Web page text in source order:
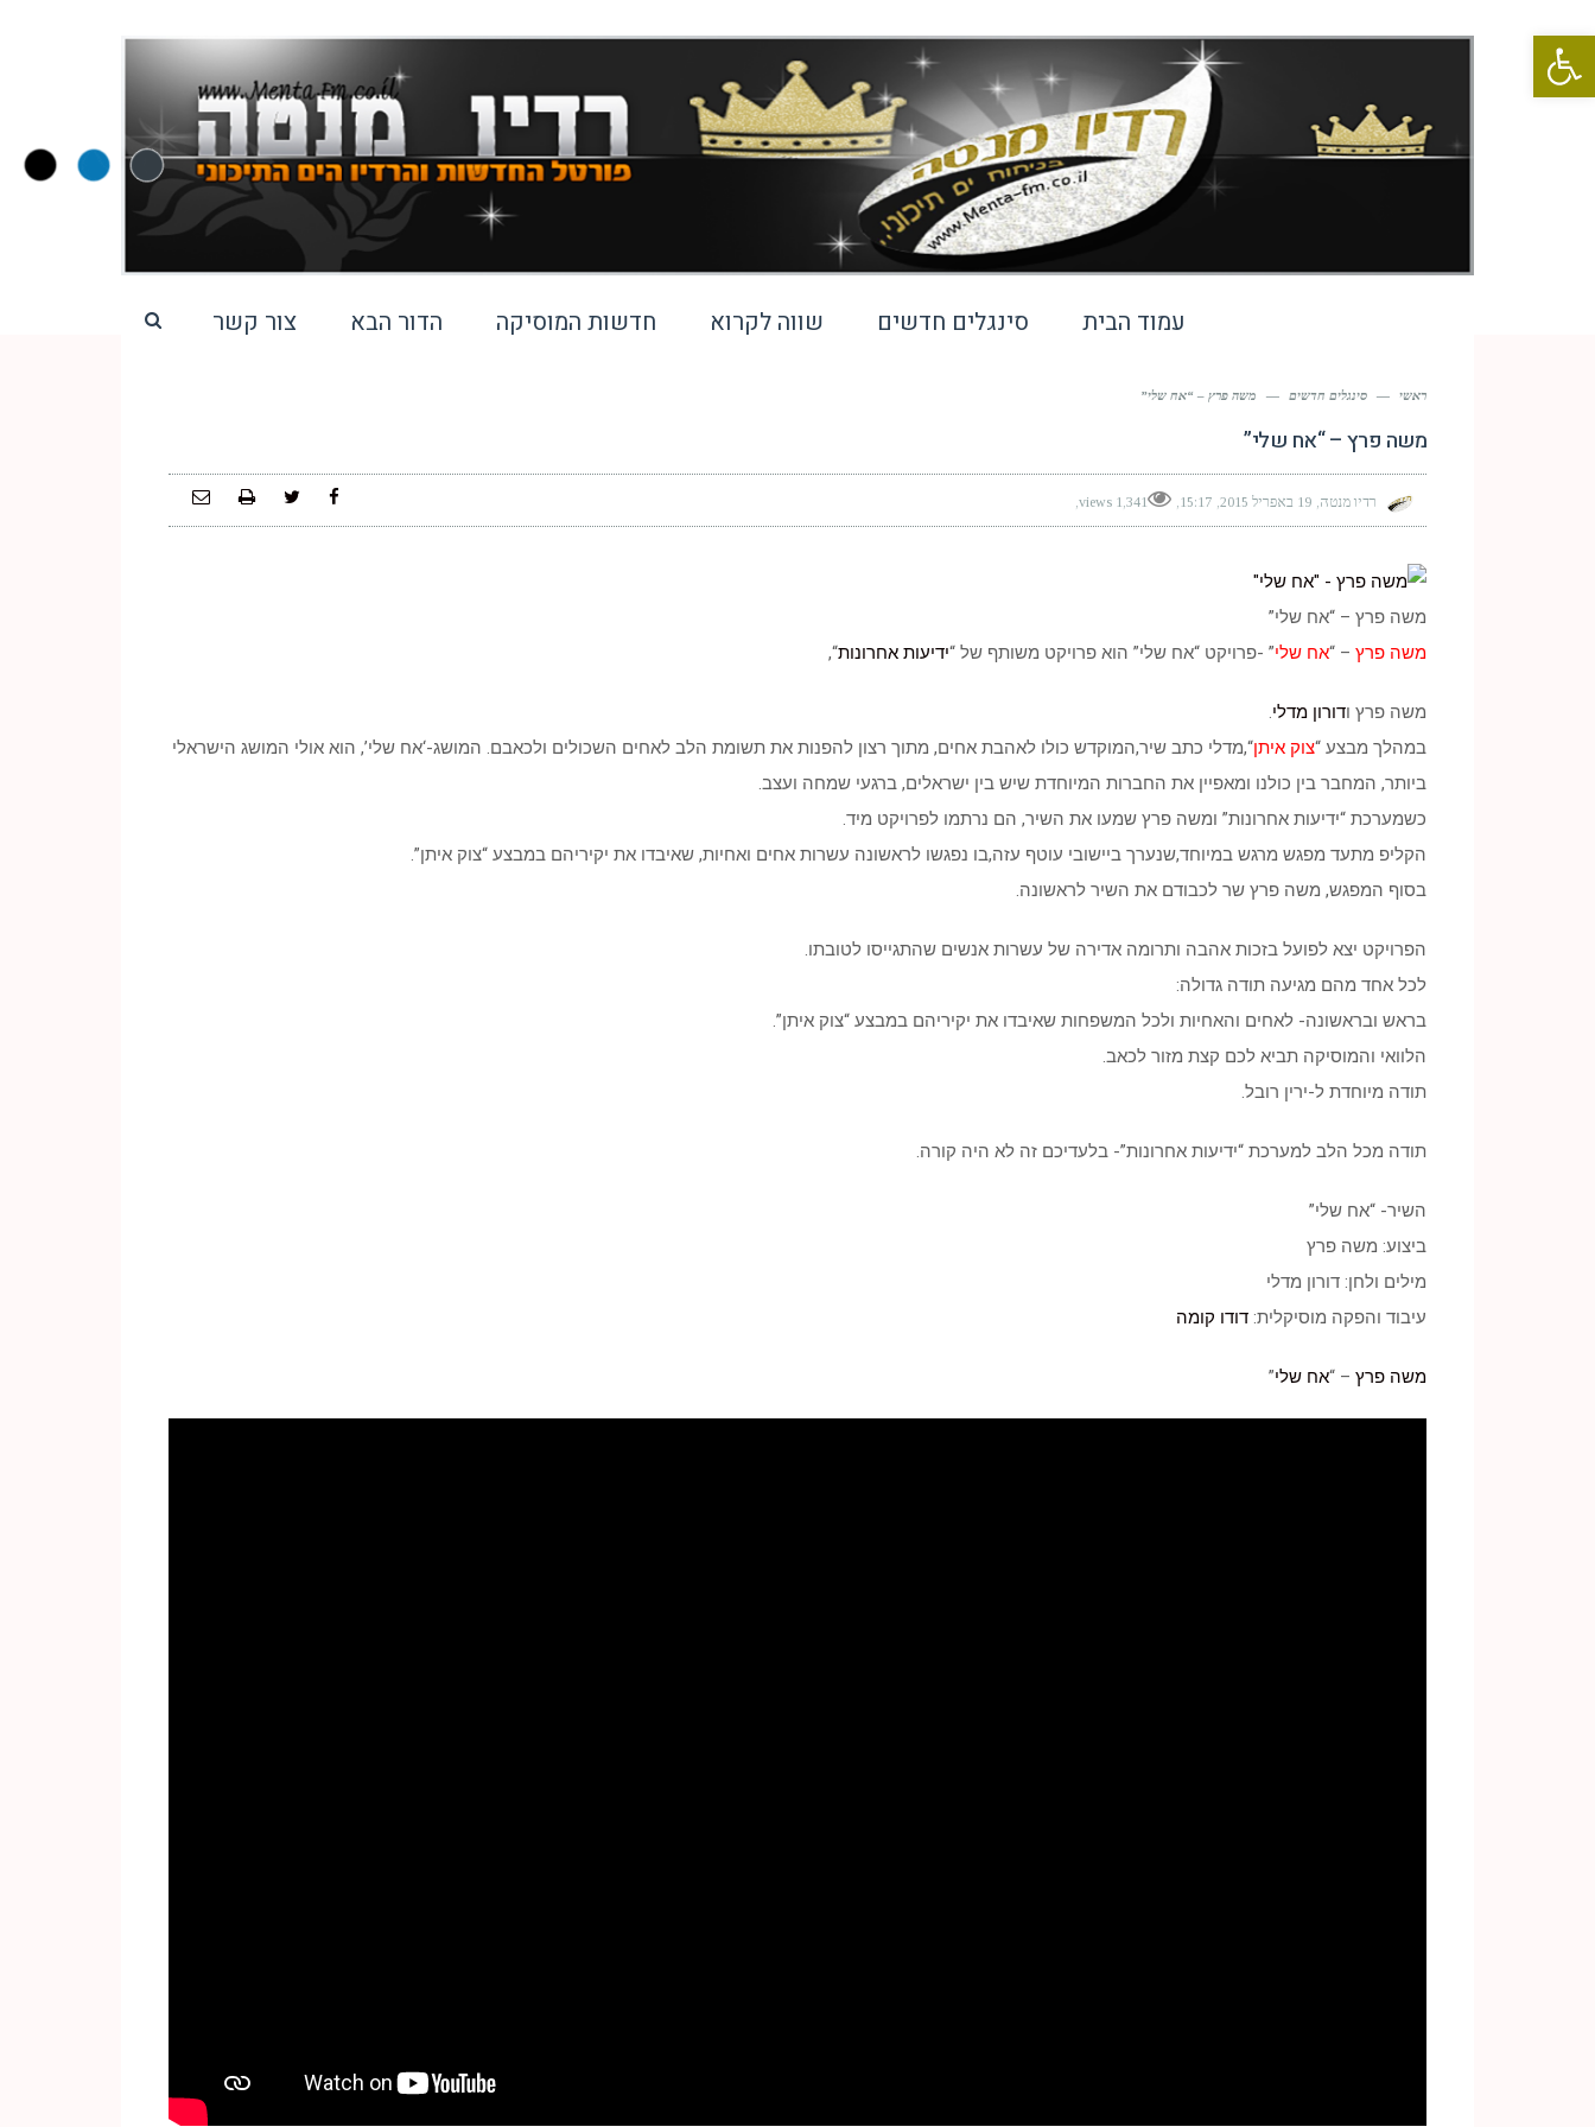
פתח סרגל נגישות
עמוד הבית סינגלים חדשים שווה לקרוא חדשות המוסיקה הדור הבא צור קשר
ראשי — סינגלים חדשים — משה פרץ – “אח שלי”
משה פרץ – “אח שלי”
רדיו מנטה 19 באפריל 2015 15:17
1,341 views
משה פרץ – “אח שלי”
משה פרץ – “אח שלי” -פרויקט “אח שלי” הוא פרויקט משותף של “ידיעות אחרונות“,
משה פרץ ודורון מדלי.
במהלך מבצע “צוק איתן“,מדלי כתב שיר,המוקדש כולו לאהבת אחים, מתוך רצון להפנות את תשומת הלב לאחים השכולים ולכאבם. המושג-‘אח שלי’, הוא אולי המושג הישראלי
ביותר, המחבר בין כולנו ומאפיין את החברות המיוחדת שיש בין ישראלים, ברגעי שמחה ועצב.
כשמערכת “ידיעות אחרונות” ומשה פרץ שמעו את השיר, הם נרתמו לפרויקט מיד.
הקליפ מתעד מפגש מרגש במיוחד,שנערך ביישובי עוטף עזה,בו נפגשו לראשונה עשרות אחים ואחיות, שאיבדו את יקיריהם במבצע “צוק איתן”.
בסוף המפגש, משה פרץ שר לכבודם את השיר לראשונה.
הפרויקט יצא לפועל בזכות אהבה ותרומה אדירה של עשרות אנשים שהתגייסו לטובתו.
לכל אחד מהם מגיעה תודה גדולה:
בראש ובראשונה- לאחים והאחיות ולכל המשפחות שאיבדו את יקיריהם במבצע “צוק איתן”.
הלוואי והמוסיקה תביא לכם קצת מזור לכאב.
תודה מיוחדת ל-ירין רובל.
תודה מכל הלב למערכת “ידיעות אחרונות”- בלעדיכם זה לא היה קורה.
השיר- “אח שלי”
ביצוע: משה פרץ
מילים ולחן: דורון מדלי
עיבוד והפקה מוסיקלית: דודו קומה
משה פרץ – “אח שלי”